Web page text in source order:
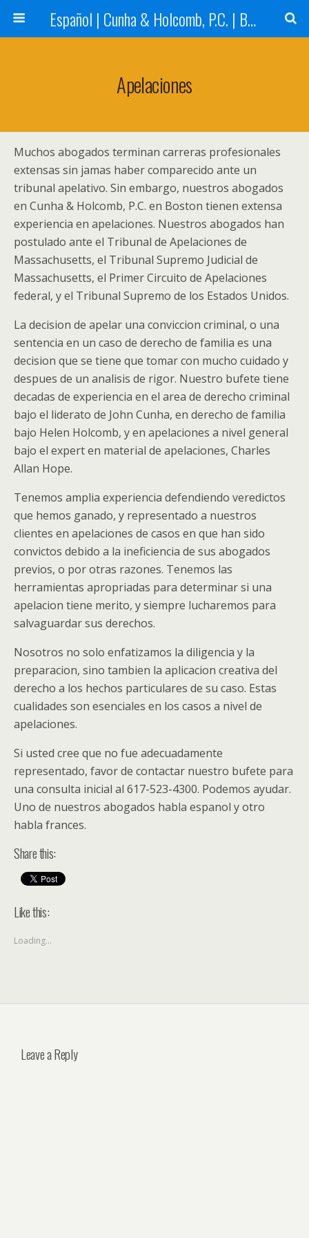
Español | Cunha & Holcomb, P.C. | Boston, MA
Apelaciones
Muchos abogados terminan carreras profesionales
extensas sin jamas haber comparecido ante un
tribunal apelativo. Sin embargo, nuestros abogados
en Cunha & Holcomb, P.C. en Boston tienen extensa
experiencia en apelaciones. Nuestros abogados han
postulado ante el Tribunal de Apelaciones de
Massachusetts, el Tribunal Supremo Judicial de
Massachusetts, el Primer Circuito de Apelaciones
federal, y el Tribunal Supremo de los Estados Unidos.
La decision de apelar una conviccion criminal, o una
sentencia en un caso de derecho de familia es una
decision que se tiene que tomar con mucho cuidado y
despues de un analisis de rigor. Nuestro bufete tiene
decadas de experiencia en el area de derecho criminal
bajo el liderato de John Cunha, en derecho de familia
bajo Helen Holcomb, y en apelaciones a nivel general
bajo el expert en material de apelaciones, Charles
Allan Hope.
Tenemos amplia experiencia defendiendo veredictos
que hemos ganado, y representado a nuestros
clientes en apelaciones de casos en que han sido
convictos debido a la ineficiencia de sus abogados
previos, o por otras razones. Tenemos las
herramientas apropriadas para determinar si una
apelacion tiene merito, y siempre lucharemos para
salvaguardar sus derechos.
Nosotros no solo enfatizamos la diligencia y la
preparacion, sino tambien la aplicacion creativa del
derecho a los hechos particulares de su caso. Estas
cualidades son esenciales en los casos a nivel de
apelaciones.
Si usted cree que no fue adecuadamente
representado, favor de contactar nuestro bufete para
una consulta inicial al 617-523-4300. Podemos ayudar.
Uno de nuestros abogados habla espanol y otro
habla frances.
Share this:
Like this:
Loading...
Leave a Reply